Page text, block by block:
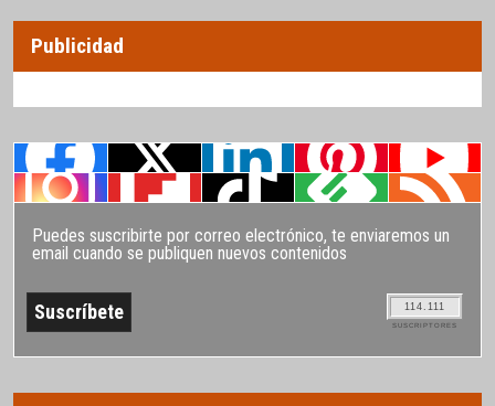
Publicidad
Puedes suscribirte por correo electrónico, te enviaremos un
email cuando se publiquen nuevos contenidos
114.111
SUSCRIPTORES